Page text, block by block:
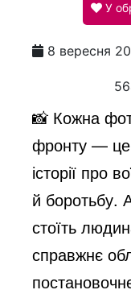
У
8 вересня
📸 Кожна
фронту — це
історії про
й боротьбу.
стоїть
справжнє